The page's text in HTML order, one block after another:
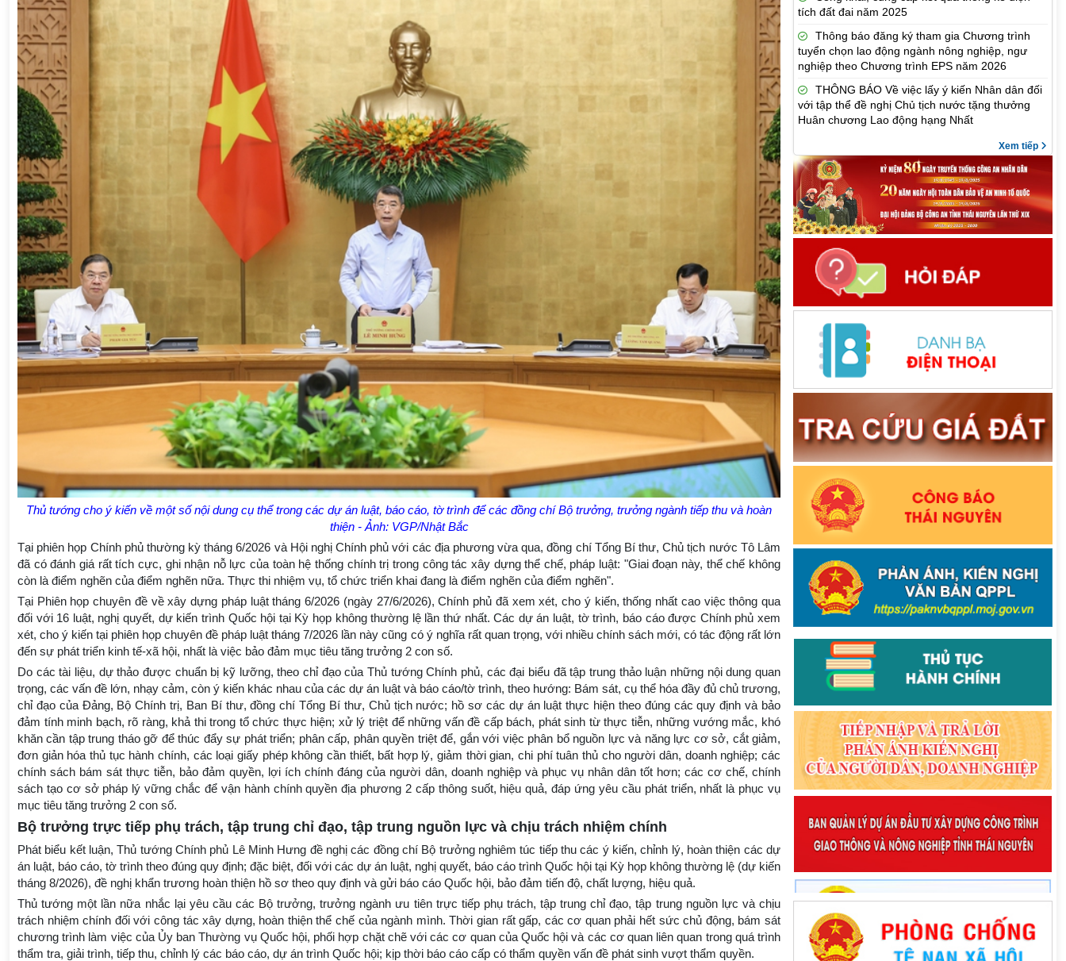
Thủ tướng cho ý kiến về một số nội dung cụ thể trong các dự án luật, báo cáo, tờ trình để các đồng chí Bộ trưởng, trưởng ngành tiếp thu và hoàn
thiện - Ảnh: VGP/Nhật Bắc
Tại phiên họp Chính phủ thường kỳ tháng 6/2026 và Hội nghị Chính phủ với các địa phương vừa qua, đồng chí Tổng Bí thư, Chủ tịch nước Tô Lâm
đã có đánh giá rất tích cực, ghi nhận nỗ lực của toàn hệ thống chính trị trong công tác xây dựng thể chế, pháp luật: "Giai đoạn này, thể chế không
còn là điểm nghẽn của điểm nghẽn nữa. Thực thi nhiệm vụ, tổ chức triển khai đang là điểm nghẽn của điểm nghẽn".
Tại Phiên họp chuyên đề về xây dựng pháp luật tháng 6/2026 (ngày 27/6/2026), Chính phủ đã xem xét, cho ý kiến, thống nhất cao việc thông qua
đối với 16 luật, nghị quyết, dự kiến trình Quốc hội tại Kỳ họp không thường lệ lần thứ nhất. Các dự án luật, tờ trình, báo cáo được Chính phủ xem
xét, cho ý kiến tại phiên họp chuyên đề pháp luật tháng 7/2026 lần này cũng có ý nghĩa rất quan trọng, với nhiều chính sách mới, có tác động rất lớn
đến sự phát triển kinh tế-xã hội, nhất là việc bảo đảm mục tiêu tăng trưởng 2 con số.
Do các tài liệu, dự thảo được chuẩn bị kỹ lưỡng, theo chỉ đạo của Thủ tướng Chính phủ, các đại biểu đã tập trung thảo luận những nội dung quan
trọng, các vấn đề lớn, nhạy cảm, còn ý kiến khác nhau của các dự án luật và báo cáo/tờ trình, theo hướng: Bám sát, cụ thể hóa đầy đủ chủ trương,
chỉ đạo của Đảng, Bộ Chính trị, Ban Bí thư, đồng chí Tổng Bí thư, Chủ tịch nước; hồ sơ các dự án luật thực hiện theo đúng các quy định và bảo
đảm tính minh bạch, rõ ràng, khả thi trong tổ chức thực hiện; xử lý triệt để những vấn đề cấp bách, phát sinh từ thực tiễn, những vướng mắc, khó
khăn cần tập trung tháo gỡ để thúc đẩy sự phát triển; phân cấp, phân quyền triệt để, gắn với việc phân bổ nguồn lực và năng lực cơ sở, cắt giảm,
đơn giản hóa thủ tục hành chính, các loại giấy phép không cần thiết, bất hợp lý, giảm thời gian, chi phí tuân thủ cho người dân, doanh nghiệp; các
chính sách bám sát thực tiễn, bảo đảm quyền, lợi ích chính đáng của người dân, doanh nghiệp và phục vụ nhân dân tốt hơn; các cơ chế, chính
sách tạo cơ sở pháp lý vững chắc để vận hành chính quyền địa phương 2 cấp thông suốt, hiệu quả, đáp ứng yêu cầu phát triển, nhất là phục vụ
mục tiêu tăng trưởng 2 con số.
Bộ trưởng trực tiếp phụ trách, tập trung chỉ đạo, tập trung nguồn lực và chịu trách nhiệm chính
Phát biểu kết luận, Thủ tướng Chính phủ Lê Minh Hưng đề nghị các đồng chí Bộ trưởng nghiêm túc tiếp thu các ý kiến, chỉnh lý, hoàn thiện các dự
án luật, báo cáo, tờ trình theo đúng quy định; đặc biệt, đối với các dự án luật, nghị quyết, báo cáo trình Quốc hội tại Kỳ họp không thường lệ (dự kiến
tháng 8/2026), đề nghị khẩn trương hoàn thiện hồ sơ theo quy định và gửi báo cáo Quốc hội, bảo đảm tiến độ, chất lượng, hiệu quả.
Thủ tướng một lần nữa nhắc lại yêu cầu các Bộ trưởng, trưởng ngành ưu tiên trực tiếp phụ trách, tập trung chỉ đạo, tập trung nguồn lực và chịu
trách nhiệm chính đối với công tác xây dựng, hoàn thiện thể chế của ngành mình. Thời gian rất gấp, các cơ quan phải hết sức chủ động, bám sát
chương trình làm việc của Ủy ban Thường vụ Quốc hội, phối hợp chặt chẽ với các cơ quan của Quốc hội và các cơ quan liên quan trong quá trình
thẩm tra, giải trình, tiếp thu, chỉnh lý các báo cáo, dự án trình Quốc hội; kịp thời báo cáo cấp có thẩm quyền vấn đề phát sinh vượt thẩm quyền.
tích đất đai năm 2025
Thông báo đăng ký tham gia Chương trình
tuyển chọn lao động ngành nông nghiệp, ngư
nghiệp theo Chương trình EPS năm 2026
THÔNG BÁO Về việc lấy ý kiến Nhân dân đối
với tập thể đề nghị Chủ tịch nước tặng thưởng
Huân chương Lao động hạng Nhất
Xem tiếp